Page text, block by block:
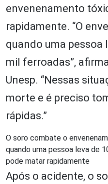
envenenamento
rapidamente. “O
quando uma pessoa
mil ferroadas”,
Unesp. “Nessas
morte e é preciso
rápidas.”
O soro combate o
quando uma pessoa leva de
pode matar rapidamente
Após o acidente, o